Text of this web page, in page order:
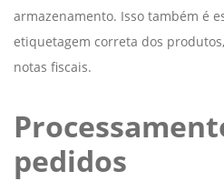
armazenamento. Isso também é
etiquetagem correta dos
notas fiscais.
pedidos